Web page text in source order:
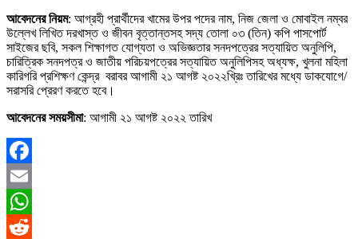
আবেদনের নিয়ম: আগ্রহী প্রার্থীদের খামের উপর পদের নাম, নিজ জেলা ও মােবাইল নম্বর
উল্লেখ লিখিত দরখাস্ত ও জীবন বৃত্তান্তসহ সদ্য তােলা ০৩ (তিন) কপি পাসপাের্ট
সাইজের ছবি, সকল শিক্ষাগত যােগ্যতা ও অভিজ্ঞতার সনদপত্রের সত্যায়িত অনুলিপি,
চারিত্রিক সনদপত্র ও জাতীয় পরিচয়পত্রের সত্যায়িত অনুলিপিসহ অধ্যক্ষ, খুলনা মহিলা
কারিগরি প্রশিক্ষণ কেন্দ্র বরাবর আগামী ২১ আগষ্ট ২০২২খ্রিঃ তারিখের মধ্যে ডাকযােগে/
সরাসরি প্রেরণ করতে হবে।
আবেদনের সময়সীমা: আগামী ২১ আগষ্ট ২০২২ তারিখ
Facebook
Email
WhatsApp